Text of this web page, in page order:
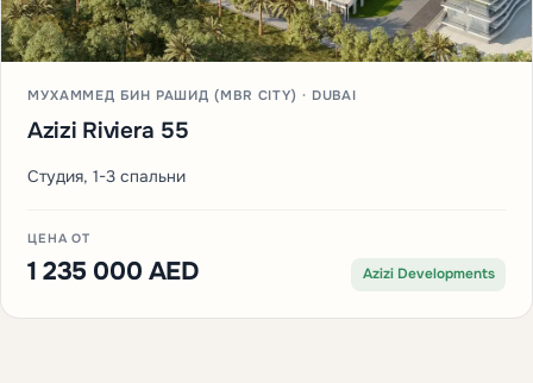
МУХАММЕД БИН РАШИД (MBR CITY) · DUBAI
Azizi Riviera 55
Студия, 1-3 спальни
ЦЕНА ОТ
1 235 000 AED Azizi Developments